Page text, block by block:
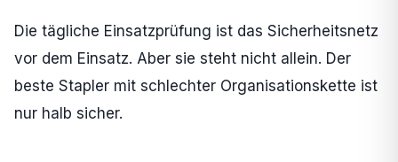
Die tägliche Einsatzprüfung ist das Sicherheitsnetz
vor dem Einsatz. Aber sie steht nicht allein. Der
beste Stapler mit schlechter Organisationskette ist
nur halb sicher.